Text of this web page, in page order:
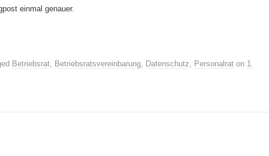
einmal genauer.
Betriebsrat, Betriebsratsvereinbarung, Datenschutz, Personalrat on 1.